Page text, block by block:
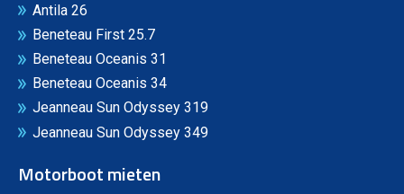
Antila 26
Beneteau First 25.7
Beneteau Oceanis 31
Beneteau Oceanis 34
Jeanneau Sun Odyssey 319
Jeanneau Sun Odyssey 349
Motorboot mieten